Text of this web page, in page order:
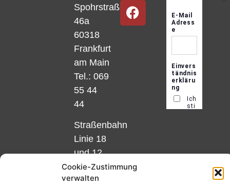
Cookie-Zustimmung
verwalten
Spohrstraße
46a
60318
Frankfurt
am Main
Tel.: 069
55 44
44
Straßenbahn
Linie 18
und 12,
Haltestelle
Matthias-